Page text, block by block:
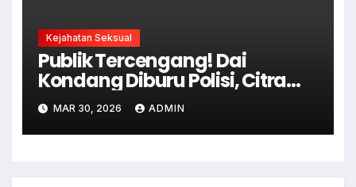
Kejahatan Seksual
Publik Tercengang! Dai
Kondang Diburu Polisi, Citra
Religius Sukabumi
Terguncang
MAR 30, 2026 ADMIN